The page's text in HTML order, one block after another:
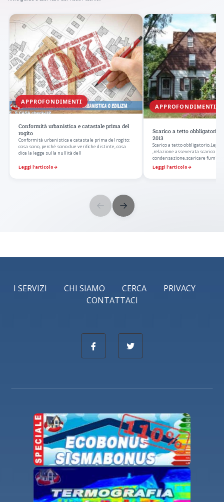
APPROFONDIMENTI
Conformità urbanistica e catastale prima del
rogito
Conformità urbanistica e catastale prima del rogito:
cosa sono, perché sono due verifiche distinte, cosa
dice la legge sulla nullità dell
Leggi l’articolo→
APPROFONDIMENTI
Scarico a tetto obbligatorio
2013
Scarico a tetto obbligatorio,Legge
,relazione asseverata scarico
condensazione,scaricare fumi a
scaricare…
Leggi l’articolo→
← →
I SERVIZI CHI SIAMO CERCA
PRIVACY
CONTATTACI